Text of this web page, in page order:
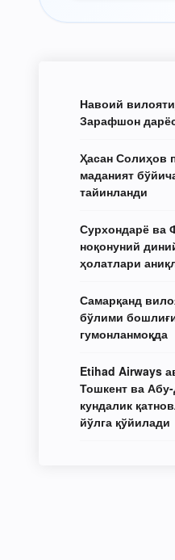
Навоий
Зарафшон
Ҳасан Солиҳов
маданият
тайинланди
Сурхондарё ва
ноқонуний
ҳолатлари
Самарқанд
бўлими
гумонланмоқда
Etihad Airways
Тошкент ва
кундалик
йўлга қўйилади